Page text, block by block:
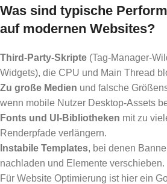
Was sind typische
auf modernen Websites?
Third-Party-Skripte (Tag-Manager-
Widgets), die CPU und Main Thread
Zu große Medien und falsche
wenn mobile Nutzer Desktop-Assets
Fonts und UI-Bibliotheken mit zu
Renderpfade verlängern.
Instabile Templates, bei denen
nachladen und Elemente verschieben.
Für Website Optimierung ist hier ein